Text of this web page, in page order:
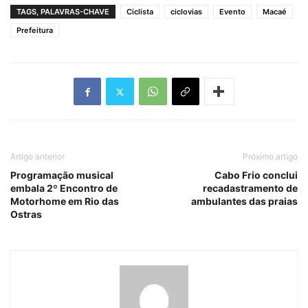
TAGS, PALAVRAS-CHAVE Ciclista ciclovias Evento
Macaé
Prefeitura
Artigo anterior
Programação musical
embala 2º Encontro de
Motorhome em Rio das
Ostras
Próximo artigo
Cabo Frio conclui
recadastramento de
ambulantes das praias